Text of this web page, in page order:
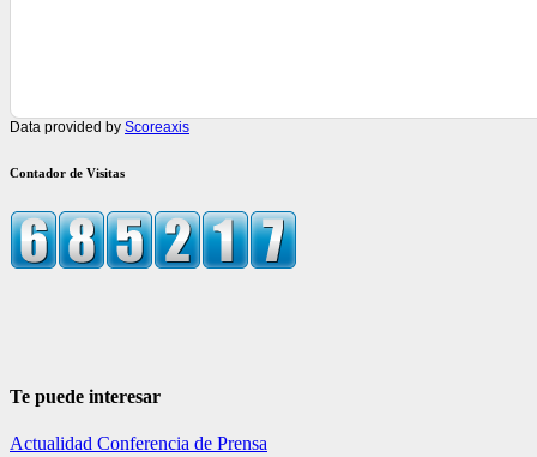
Data provided by Scoreaxis
Contador de Visitas
Te puede interesar
Actualidad Conferencia de Prensa